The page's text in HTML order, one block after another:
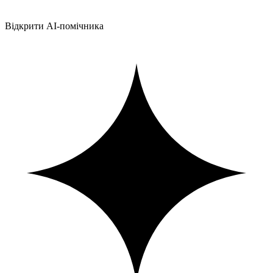
Відкрити AI-помічника